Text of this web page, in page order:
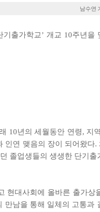
남수연
출가학교’ 개교 10주년을
10년의 세월동안 연령, 지
인연 맺음의 장이 되어왔다.
졸업생들의 생생한 단기출
현대사회에 올바른 출가상
만남을 통해 일체의 고통과